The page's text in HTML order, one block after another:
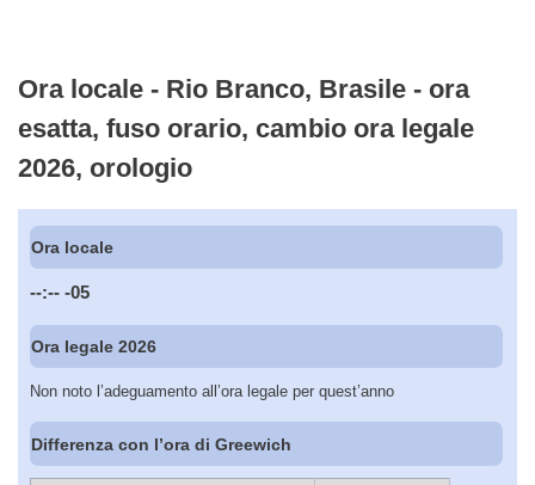
Ora locale - Rio Branco, Brasile - ora
esatta, fuso orario, cambio ora legale
2026, orologio
Ora locale
--:-- -05
Ora legale 2026
Non noto l’adeguamento all’ora legale per quest’anno
Differenza con l’ora di Greewich